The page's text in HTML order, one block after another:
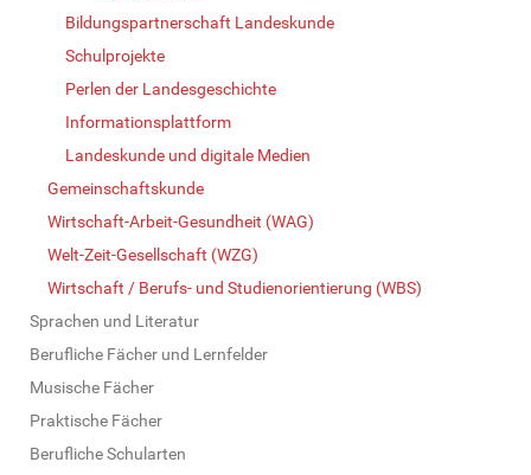
Bildungspartnerschaft Landeskunde
Schulprojekte
Perlen der Landesgeschichte
Informationsplattform
Landeskunde und digitale Medien
Gemeinschaftskunde
Wirtschaft-Arbeit-Gesundheit (WAG)
Welt-Zeit-Gesellschaft (WZG)
Wirtschaft / Berufs- und Studienorientierung (WBS)
Sprachen und Literatur
Berufliche Fächer und Lernfelder
Musische Fächer
Praktische Fächer
Berufliche Schularten